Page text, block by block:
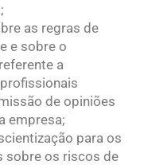
as regras de
e sobre o
a
de opiniões
empresa;
para os
sobre os riscos de